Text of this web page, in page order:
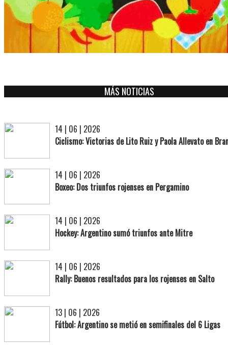
MÁS NOTICIAS
14 | 06 | 2026
Ciclismo: Victorias de Lito Ruiz y Paola Allevato en
14 | 06 | 2026
Boxeo: Dos triunfos rojenses en Pergamino
14 | 06 | 2026
Hockey: Argentino sumó triunfos ante Mitre
14 | 06 | 2026
Rally: Buenos resultados para los rojenses en Salto
13 | 06 | 2026
Fútbol: Argentino se metió en semifinales del 6 Ligas